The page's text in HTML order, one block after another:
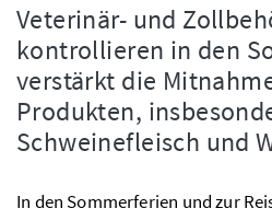
Veterinär- und
kontrollieren in den
verstärkt die
Produkten,
Schweinefleisch und
In den Sommerferien und zur